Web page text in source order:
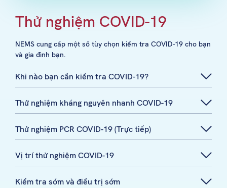
Thử nghiệm COVID-19
NEMS cung cấp một số tùy chọn kiểm tra COVID-19 cho bạn
và gia đình bạn.
Khi nào bạn cần kiểm tra COVID-19?
Thử nghiệm kháng nguyên nhanh COVID-19
Thử nghiệm PCR COVID-19 (Trực tiếp)
Vị trí thử nghiệm COVID-19
Kiểm tra sớm và điều trị sớm